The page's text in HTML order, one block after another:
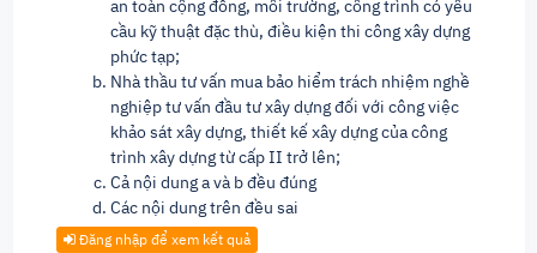
an toàn cộng đồng, môi trường, công trình có yêu
cầu kỹ thuật đặc thù, điều kiện thi công xây dựng
phức tạp;
Nhà thầu tư vấn mua bảo hiểm trách nhiệm nghề
nghiệp tư vấn đầu tư xây dựng đối với công việc
khảo sát xây dựng, thiết kế xây dựng của công
trình xây dựng từ cấp II trở lên;
Cả nội dung a và b đều đúng
Các nội dung trên đều sai
Đăng nhập để xem kết quả